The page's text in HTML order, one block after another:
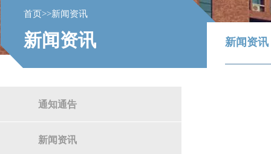
首页>>新闻资讯
新闻资讯
通知通告
新闻资讯
新闻资讯